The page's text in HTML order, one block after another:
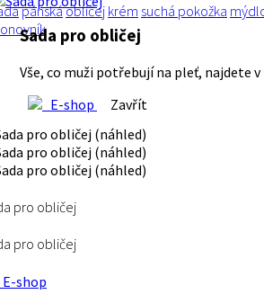
pánskáobličej krém suchá pokožka
Sada pro obličej
Vše, co muži potřebují na pleť, najdete
E-shop
Zavřít
pro obličej
pro obličej
shop